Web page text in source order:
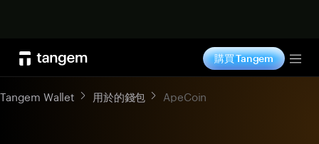
購買 Tangem
Tangem Wallet 用於的錢包 ApeCoin